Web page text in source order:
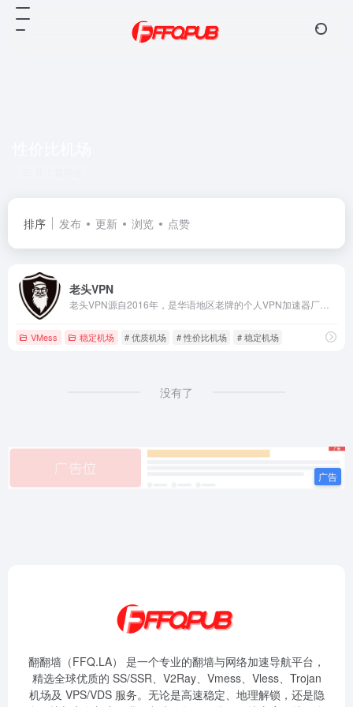
排序 发布 更新 浏览 点赞
老头VPN
VMess 稳定机场 # 优质机场 # 性价比机场 # 稳定机场
没有了
翻翻墙（FFQ.LA） 是一个专业的翻墙与网络加速导航平台，
精选全球优质的 SS/SSR、V2Ray、Vmess、Vless、Trojan
机场及 VPS/VDS 服务。无论是高速稳定、地理解锁，还是隐